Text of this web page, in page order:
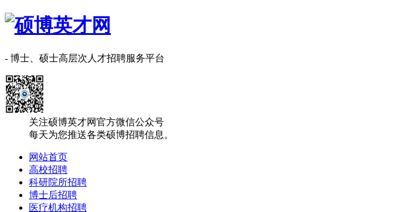
- 博士、硕士高层次人才招聘服务平台
关注硕博英才网官方微信公众号
每天为您推送各类硕博招聘信息。
网站首页
高校招聘
科研院所招聘
博士后招聘
医疗机构招聘